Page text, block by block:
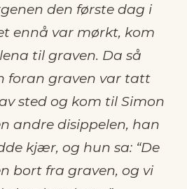
den første dag i
ennå var mørkt, kom
til graven. Da så
foran graven var tatt
sted og kom til Simon
andre disippelen, han
kjær, og hun sa: “De
bort fra graven, og vi